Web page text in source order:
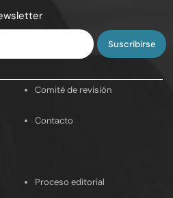
Comité de revisión
Contacto
Proceso editorial